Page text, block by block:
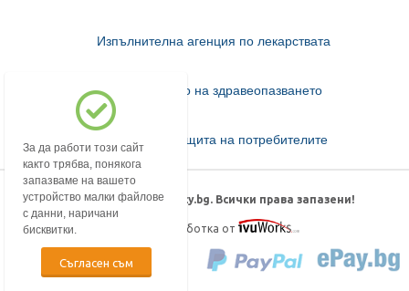
Изпълнителна агенция по лекарствата
Министерство на здравеопазването
Комисия за защита на потребителите
© 2018-2026 mypharmacy.bg. Всички права запазени!
Дизайн и изработка от
За да работи този сайт
както трябва, понякога
запазваме на вашето
устройство малки файлове
с данни, наричани
бисквитки.
Съгласен съм